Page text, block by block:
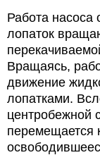
Работа насоса
лопаток
Вращаясь,
движение
лопатками.
центробежной
перемещается